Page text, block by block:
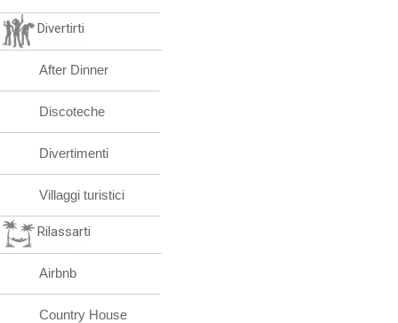
Divertirti
After Dinner
Discoteche
Divertimenti
Villaggi turistici
Rilassarti
Airbnb
Country House